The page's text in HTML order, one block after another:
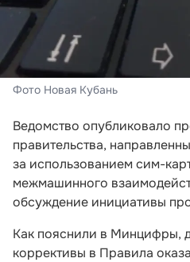
Фото Новая Кубань
Ведомство опубликовало
правительства,
за использованием сим-
межмашинного
обсуждение инициативы
Как пояснили в Минцифры,
коррективы в Правила